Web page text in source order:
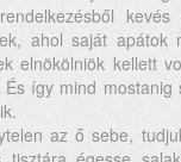
ahol saját apátok
elnökölniök kellett
így mind
az ő sebe,